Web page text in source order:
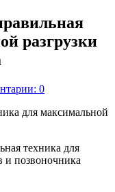
разгрузки
0
для максимальной